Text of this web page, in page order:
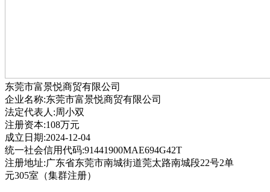
东莞市富景悦商贸有限公司
企业名称:东莞市富景悦商贸有限公司
法定代表人:周小双
注册资本:108万元
成立日期:2024-12-04
统一社会信用代码:91441900MAE694G42T
注册地址:广东省东莞市南城街道莞太路南城段22号2单
元305室（集群注册）